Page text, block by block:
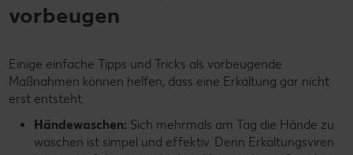
vorbeugen
Einige einfache Tipps und Tricks als vorbeugende
Maßnahmen können helfen, dass eine Erkältung gar nicht
erst entsteht.
Händewaschen: Sich mehrmals am Tag die Hände zu
waschen ist simpel und effektiv. Denn Erkältungsviren